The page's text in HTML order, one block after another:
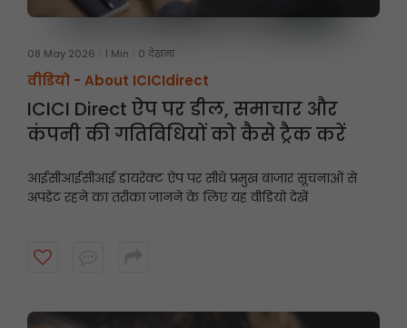
08 May 2026 1 Min 0 देखना
वीडियो - About ICICIdirect
ICICI Direct ऐप पर डील, समाचार और
कंपनी की गतिविधियों को कैसे ट्रैक करें
आईसीआईसीआई डायरेक्ट ऐप पर सीधे प्रमुख बाजार सूचनाओं से
अपडेट रहने का तरीका जानने के लिए यह वीडियो देखें